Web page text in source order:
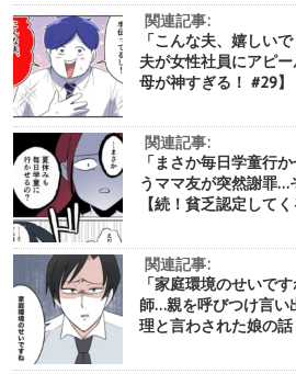
関連記事:
「こんな夫、嬉しい
夫が女性社員にアピ
母が神すぎる！ #29
関連記事:
「まさか毎日学童行
うママ友が突然謝罪…
【続！貧乏認定して
関連記事:
「家庭環境のせいで
師…親を呼びつけ言い
理と言わされた娘の